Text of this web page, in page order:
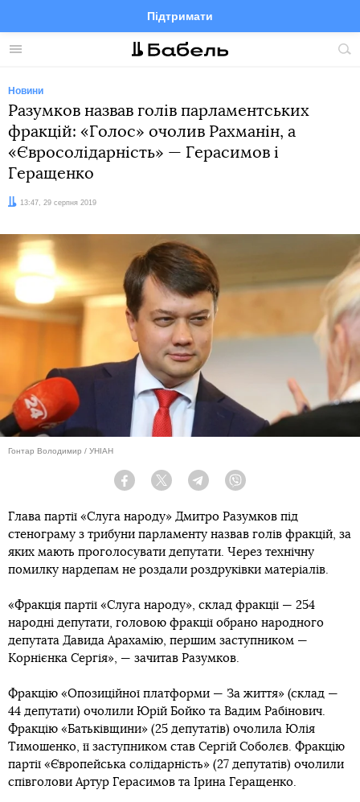
Меню
Підтримати
FacebookTelegramTwitter
Новини
Разумков назвав голів парламентських
фракцій: «Голос» очолив Рахманін, а
«Євросолідарність» — Герасимов і
Геращенко
Дата:13:47, 29 серпня 2019
Гонтар Володимир / УНІАН
Facebook Twitter Telegram
Глава партії «Слуга народу» Дмитро Разумков під
стенограму з трибуни парламенту назвав голів фракцій, за
яких мають проголосувати депутати. Через технічну
помилку нардепам не роздали роздруківки матеріалів.
«Фракція партії «Слуга народу», склад фракції — 254
народні депутати, головою фракції обрано народного
депутата Давида Арахамію, першим заступником —
Корнієнка Сергія», — зачитав Разумков.
Фракцію «Опозиційної платформи — За життя» (склад —
44 депутати) очолили Юрій Бойко та Вадим Рабінович.
Фракцію «Батьківщини» (25 депутатів) очолила Юлія
Тимошенко, її заступником став Сергій Соболєв. Фракцію
партії «Європейська солідарність» (27 депутатів) очолили
співголови Артур Герасимов та Ірина Геращенко.